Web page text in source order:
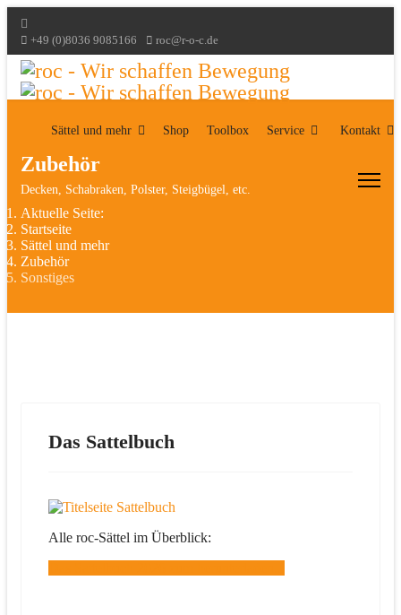
+49 (0)8036 9085166 roc@r-o-c.de
Sättel und mehr Shop Toolbox Service Kontakt
Zubehör
Decken, Schabraken, Polster, Steigbügel, etc.
Aktuelle Seite:
Startseite
Sättel und mehr
Zubehör
Sonstiges
Das Sattelbuch
Alle roc-Sättel im Überblick: